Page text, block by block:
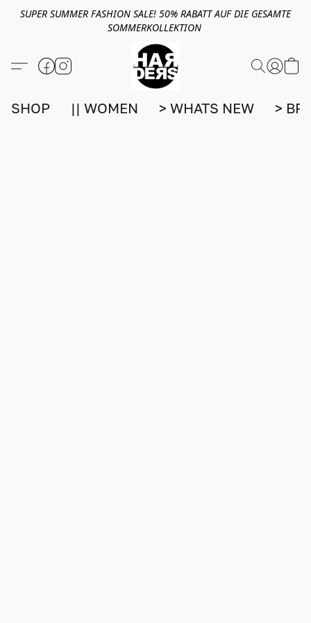
SUPER SUMMER FASHION SALE! 50% RABATT AUF DIE GESAMTE
SOMMERKOLLEKTION
SHOP || WOMEN > WHATS NEW >